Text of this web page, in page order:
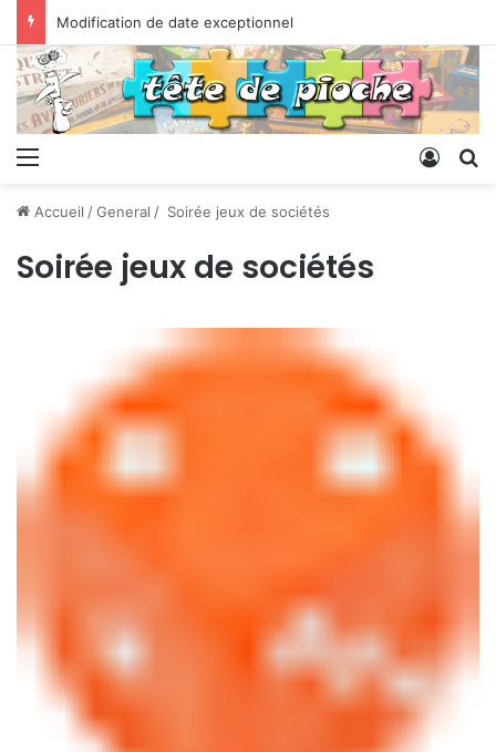
Modification de date exceptionnel
Menu
Accueil /General / Soirée jeux de sociétés
Soirée jeux de sociétés